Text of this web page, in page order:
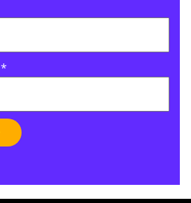
*